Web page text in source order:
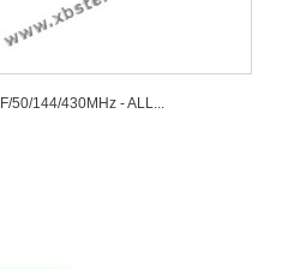
50/144/430MHz - ALL...